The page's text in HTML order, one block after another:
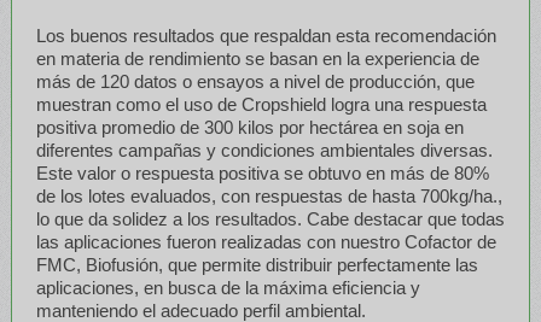
Los buenos resultados que respaldan esta recomendación
en materia de rendimiento se basan en la experiencia de
más de 120 datos o ensayos a nivel de producción, que
muestran como el uso de Cropshield logra una respuesta
positiva promedio de 300 kilos por hectárea en soja en
diferentes campañas y condiciones ambientales diversas.
Este valor o respuesta positiva se obtuvo en más de 80%
de los lotes evaluados, con respuestas de hasta 700kg/ha.,
lo que da solidez a los resultados. Cabe destacar que todas
las aplicaciones fueron realizadas con nuestro Cofactor de
FMC, Biofusión, que permite distribuir perfectamente las
aplicaciones, en busca de la máxima eficiencia y
manteniendo el adecuado perfil ambiental.